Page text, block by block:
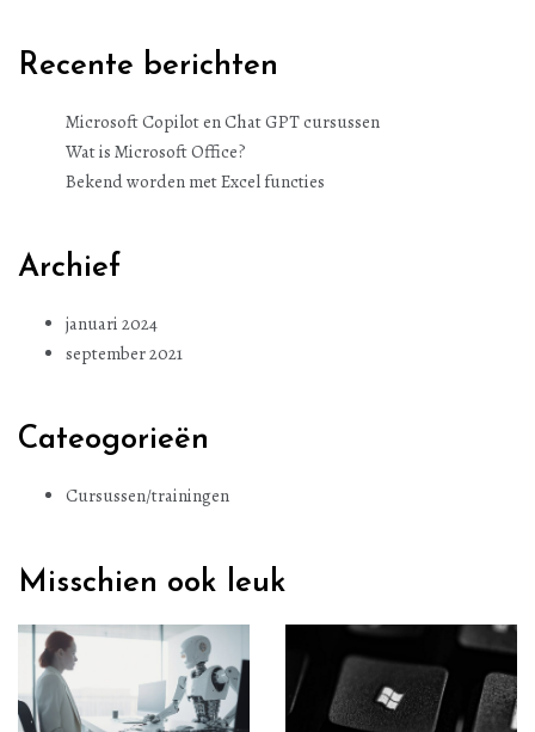
Recente berichten
Microsoft Copilot en Chat GPT cursussen
Wat is Microsoft Office?
Bekend worden met Excel functies
Archief
januari 2024
september 2021
Cateogorieën
Cursussen/trainingen
Misschien ook leuk